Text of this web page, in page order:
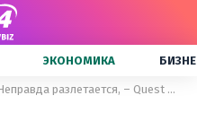
ЭКОНОМИКА
Неправда разлетается, – Quest Pistols прояснили детали своего выступления на Бали перед россиянами